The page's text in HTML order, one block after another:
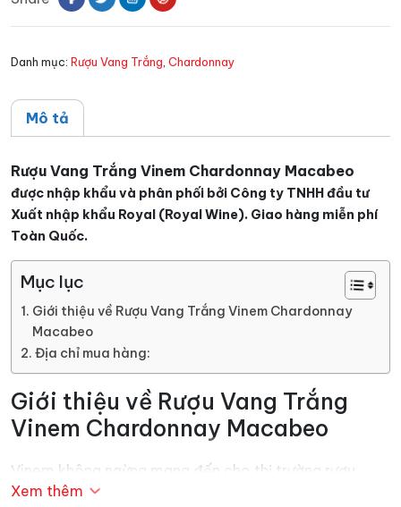
lượng
Danh mục: Rượu Vang Trắng, Chardonnay
Mô tả
Rượu Vang Trắng Vinem Chardonnay Macabeo
được nhập khẩu và phân phối bởi Công ty TNHH đầu tư
Xuất nhập khẩu Royal (Royal Wine). Giao hàng miễn phí
Toàn Quốc.
Mục lục
Giới thiệu về Rượu Vang Trắng Vinem Chardonnay
Macabeo
Địa chỉ mua hàng:
Giới thiệu về Rượu Vang Trắng
Vinem Chardonnay Macabeo
Vinem không ngừng mang đến cho thị trường rượu
vang thế giới rất nhiều những sản phẩm rượu vang khác
Xem thêm